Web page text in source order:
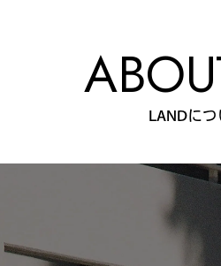
LANDにつ